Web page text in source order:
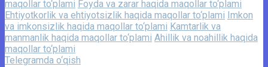
maqollar to‘plami Foyda va zarar haqida maqollar to‘plami
Ehtiyotkorlik va ehtiyotsizlik haqida maqollar to‘plami Imkon
va imkonsizlik haqida maqollar to‘plami Kamtarlik va
manmanlik haqida maqollar to‘plami Ahillik va noahillik haqida
maqollar to‘plami
Telegramda o‘qish